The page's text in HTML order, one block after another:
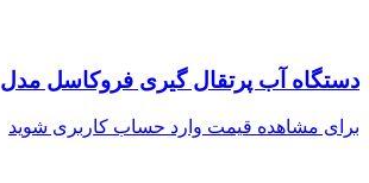
دستگاه آب پرتقال گیری فروکاسل مدل F50 AC
برای مشاهده قیمت وارد حساب کاربری شوید